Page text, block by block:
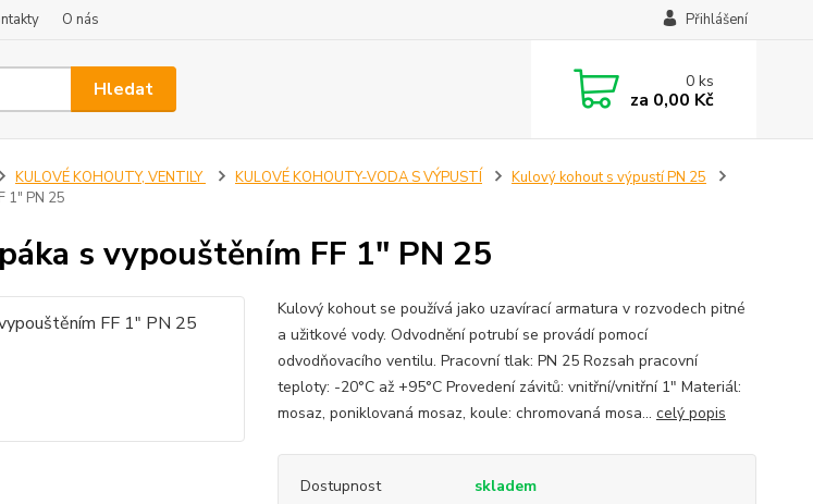
O nás Přihlášení
Hledat 0ks
za 0,00 Kč
KULOVÉ KOHOUTY, VENTILY KULOVÉ KOHOUTY-VODA S VÝPUSTÍ
Kulový kohout s výpustí PN 25
1" PN 25
s vypouštěním FF 1" PN 25
Kulový kohout se používá jako uzavírací armatura v rozvodech pitné
a užitkové vody. Odvodnění potrubí se provádí pomocí
odvodňovacího ventilu. Pracovní tlak: PN 25 Rozsah pracovní
teploty: -20°C až +95°C Provedení závitů: vnitřní/vnitřní 1" Materiál:
mosaz, poniklovaná mosaz, koule: chromovaná mosa... celý popis
Dostupnost
skladem